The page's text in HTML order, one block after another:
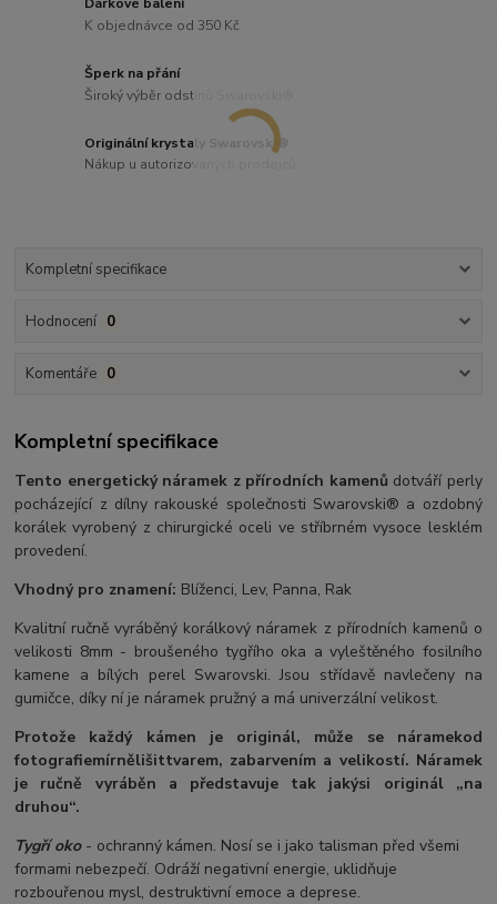
K objednávce od 350 Kč
Šperk na přání
Široký výběr odstínů Swarovski®
Originální krystaly Swarovski®
Nákup u autorizovaných prodejců
Kompletní specifikace
Hodnocení 0
Komentáře 0
Kompletní specifikace
Tento energetický náramek z přírodních kamenů dotváří perly
pocházející z dílny rakouské společnosti Swarovski® a ozdobný
korálek vyrobený z chirurgické oceli ve stříbrném vysoce lesklém
provedení.
Vhodný pro znamení: Blíženci, Lev, Panna, Rak
Kvalitní ručně vyráběný korálkový náramek z přírodních kamenů o
velikosti 8mm - broušeného tygřího oka a vyleštěného fosilního
kamene a bílých perel Swarovski. Jsou střídavě navlečeny na
gumičce, díky ní je náramek pružný a má univerzální velikost.
Protože každý kámen je originál, může se náramekod
fotografiemírnělišittvarem, zabarvením a velikostí. Náramek
je ručně vyráběn a představuje tak jakýsi originál „na
druhou“.
Tygří oko- ochranný kámen. Nosí se i jako talisman před všemi
formami nebezpečí. Odráží negativní energie, uklidňuje
rozbouřenou mysl, destruktivní emoce a deprese.